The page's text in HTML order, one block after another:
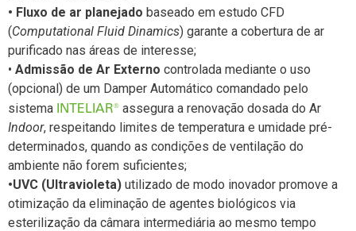
• Fluxo de ar planejado baseado em estudo CFD
(Computational Fluid Dinamics) garante a cobertura de ar
purificado nas áreas de interesse;
• Admissão de Ar Externo controlada mediante o uso
(opcional) de um Damper Automático comandado pelo
sistema INTELIAR® assegura a renovação dosada do Ar
Indoor, respeitando limites de temperatura e umidade pré-
determinados, quando as condições de ventilação do
ambiente não forem suficientes;
•UVC (Ultravioleta) utilizado de modo inovador promove a
otimização da eliminação de agentes biológicos via
esterilização da câmara intermediária ao mesmo tempo